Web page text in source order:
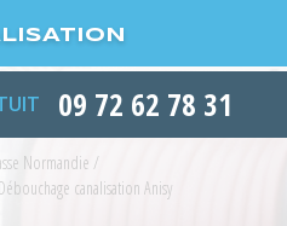
09 72 62 78 31
Normandie /
Débouchage canalisation Anisy